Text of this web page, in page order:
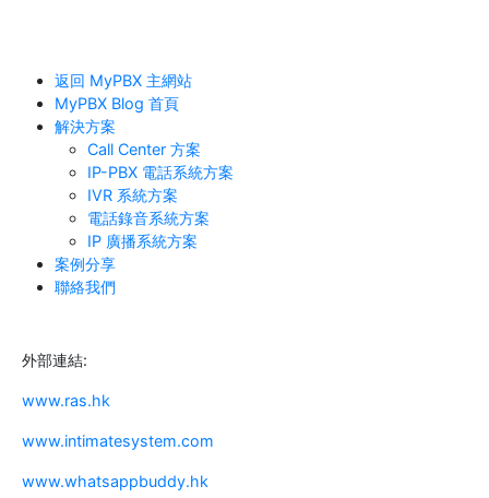
返回 MyPBX 主網站
MyPBX Blog 首頁
解決方案
Call Center 方案
IP-PBX 電話系統方案
IVR 系統方案
電話錄音系統方案
IP 廣播系統方案
案例分享
聯絡我們
外部連結:
www.ras.hk
www.intimatesystem.com
www.whatsappbuddy.hk